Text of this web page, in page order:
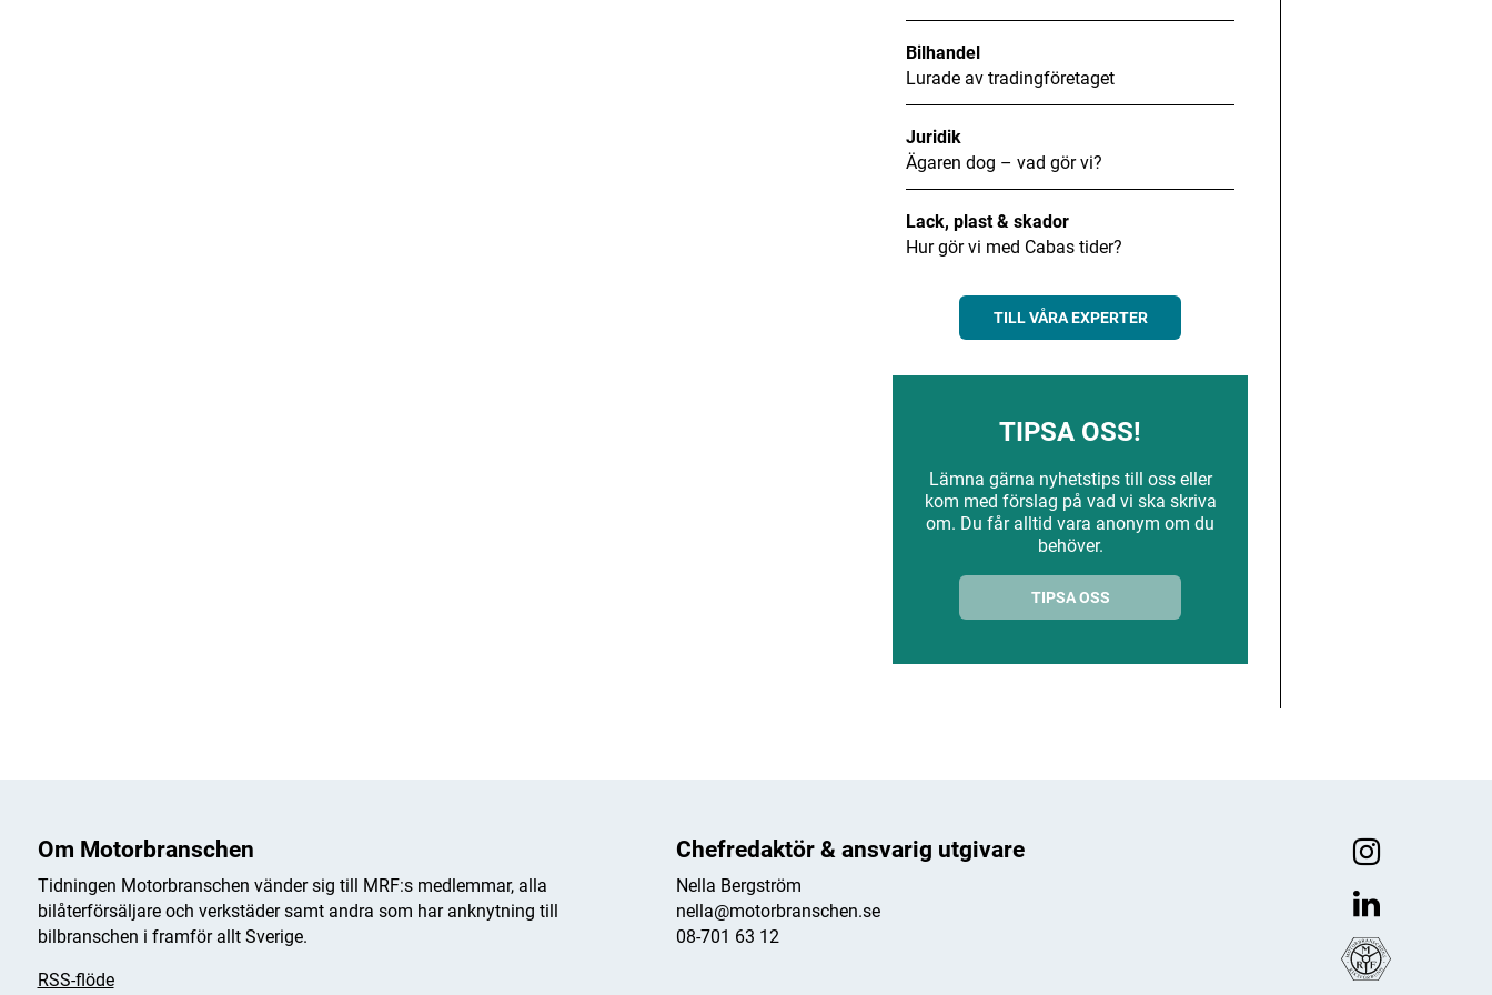
Bilhandel
Lurade av tradingföretaget
Juridik
Ägaren dog – vad gör vi?
Lack, plast & skador
Hur gör vi med Cabas tider?
TILL VÅRA EXPERTER
TIPSA OSS!
Lämna gärna nyhetstips till oss eller
kom med förslag på vad vi ska skriva
om. Du får alltid vara anonym om du
behöver.
TIPSA OSS
Om Motorbranschen
Tidningen Motorbranschen vänder sig till MRF:s medlemmar, alla
bilåterförsäljare och verkstäder samt andra som har anknytning till
bilbranschen i framför allt Sverige.
RSS-flöde
Chefredaktör & ansvarig utgivare
Nella Bergström
nella@motorbranschen.se
08-701 63 12